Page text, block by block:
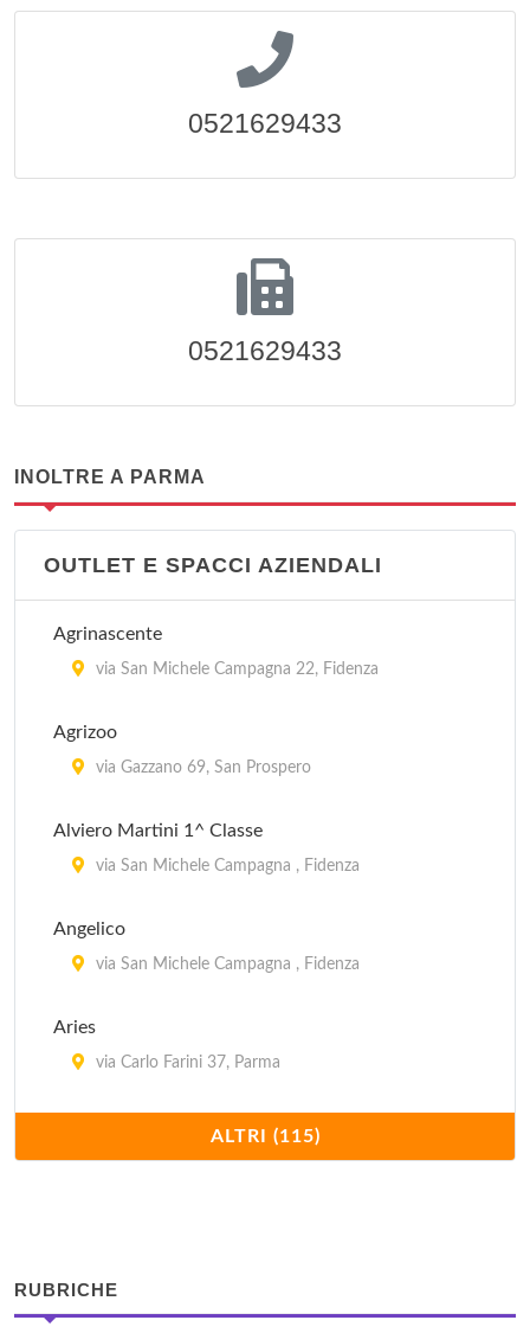
0521629433
0521629433
INOLTRE A PARMA
OUTLET E SPACCI AZIENDALI
Agrinascente
via San Michele Campagna 22, Fidenza
Agrizoo
via Gazzano 69, San Prospero
Alviero Martini 1^ Classe
via San Michele Campagna , Fidenza
Angelico
via San Michele Campagna , Fidenza
Aries
via Carlo Farini 37, Parma
via San Michele Campagna , Fidenza
Aspesi
ALTRI (115)
RUBRICHE